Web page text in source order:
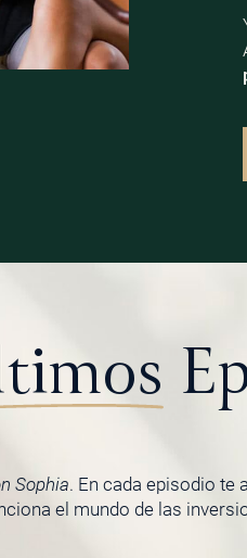
Sophia. En cada episodio te
el mundo de las